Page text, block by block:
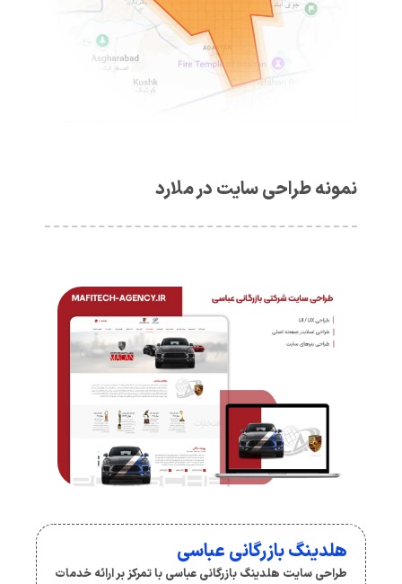
نمونه طراحی سایت در ملارد
هلدینگ بازرگانی عباسی
طراحی سایت هلدینگ بازرگانی عباسی با تمرکز بر ارائه خدمات